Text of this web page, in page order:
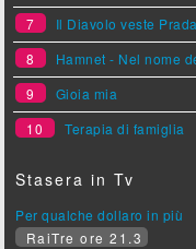
7
Il Diavolo veste
8
Hamnet - Nel nome
9
Gioia mia
10
Terapia di famiglia
Stasera in Tv
Per qualche dollaro in più
RaiTre ore 21.3